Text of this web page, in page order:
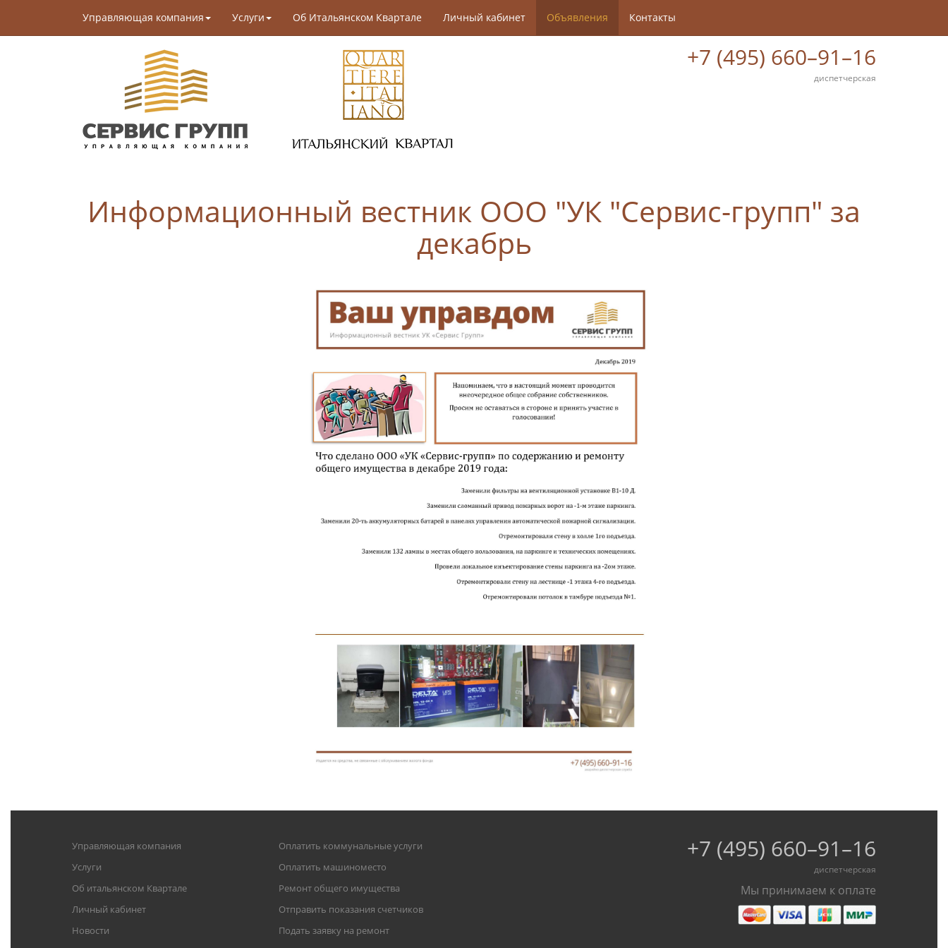
Управляющая компания Услуги Об Итальянском Квартале Личный кабинет Объявления Контакты
+7 (495) 660–91–16
диспетчерская
Информационный вестник ООО "УК "Сервис-групп" за
декабрь
Управляющая компания
Услуги
Об итальянском Квартале
Личный кабинет
Новости
Оплатить коммунальные услуги
Оплатить машиноместо
Ремонт общего имущества
Отправить показания счетчиков
Подать заявку на ремонт
+7 (495) 660–91–16
диспетчерская
Мы принимаем к оплате